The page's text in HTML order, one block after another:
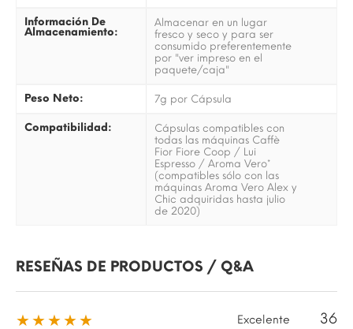
Información De
Almacenamiento:
Almacenar en un lugar
fresco y seco y para ser
consumido preferentemente
por "ver impreso en el
paquete/caja"
Peso Neto: 7g por Cápsula
Compatibilidad:
Cápsulas compatibles con
todas las máquinas Caffè
Fior Fiore Coop / Lui
Espresso / Aroma Vero*
(compatibles sólo con las
máquinas Aroma Vero Alex y
Chic adquiridas hasta julio
de 2020)
RESEÑAS DE PRODUCTOS / Q&A
★★★★★ Excelente 36